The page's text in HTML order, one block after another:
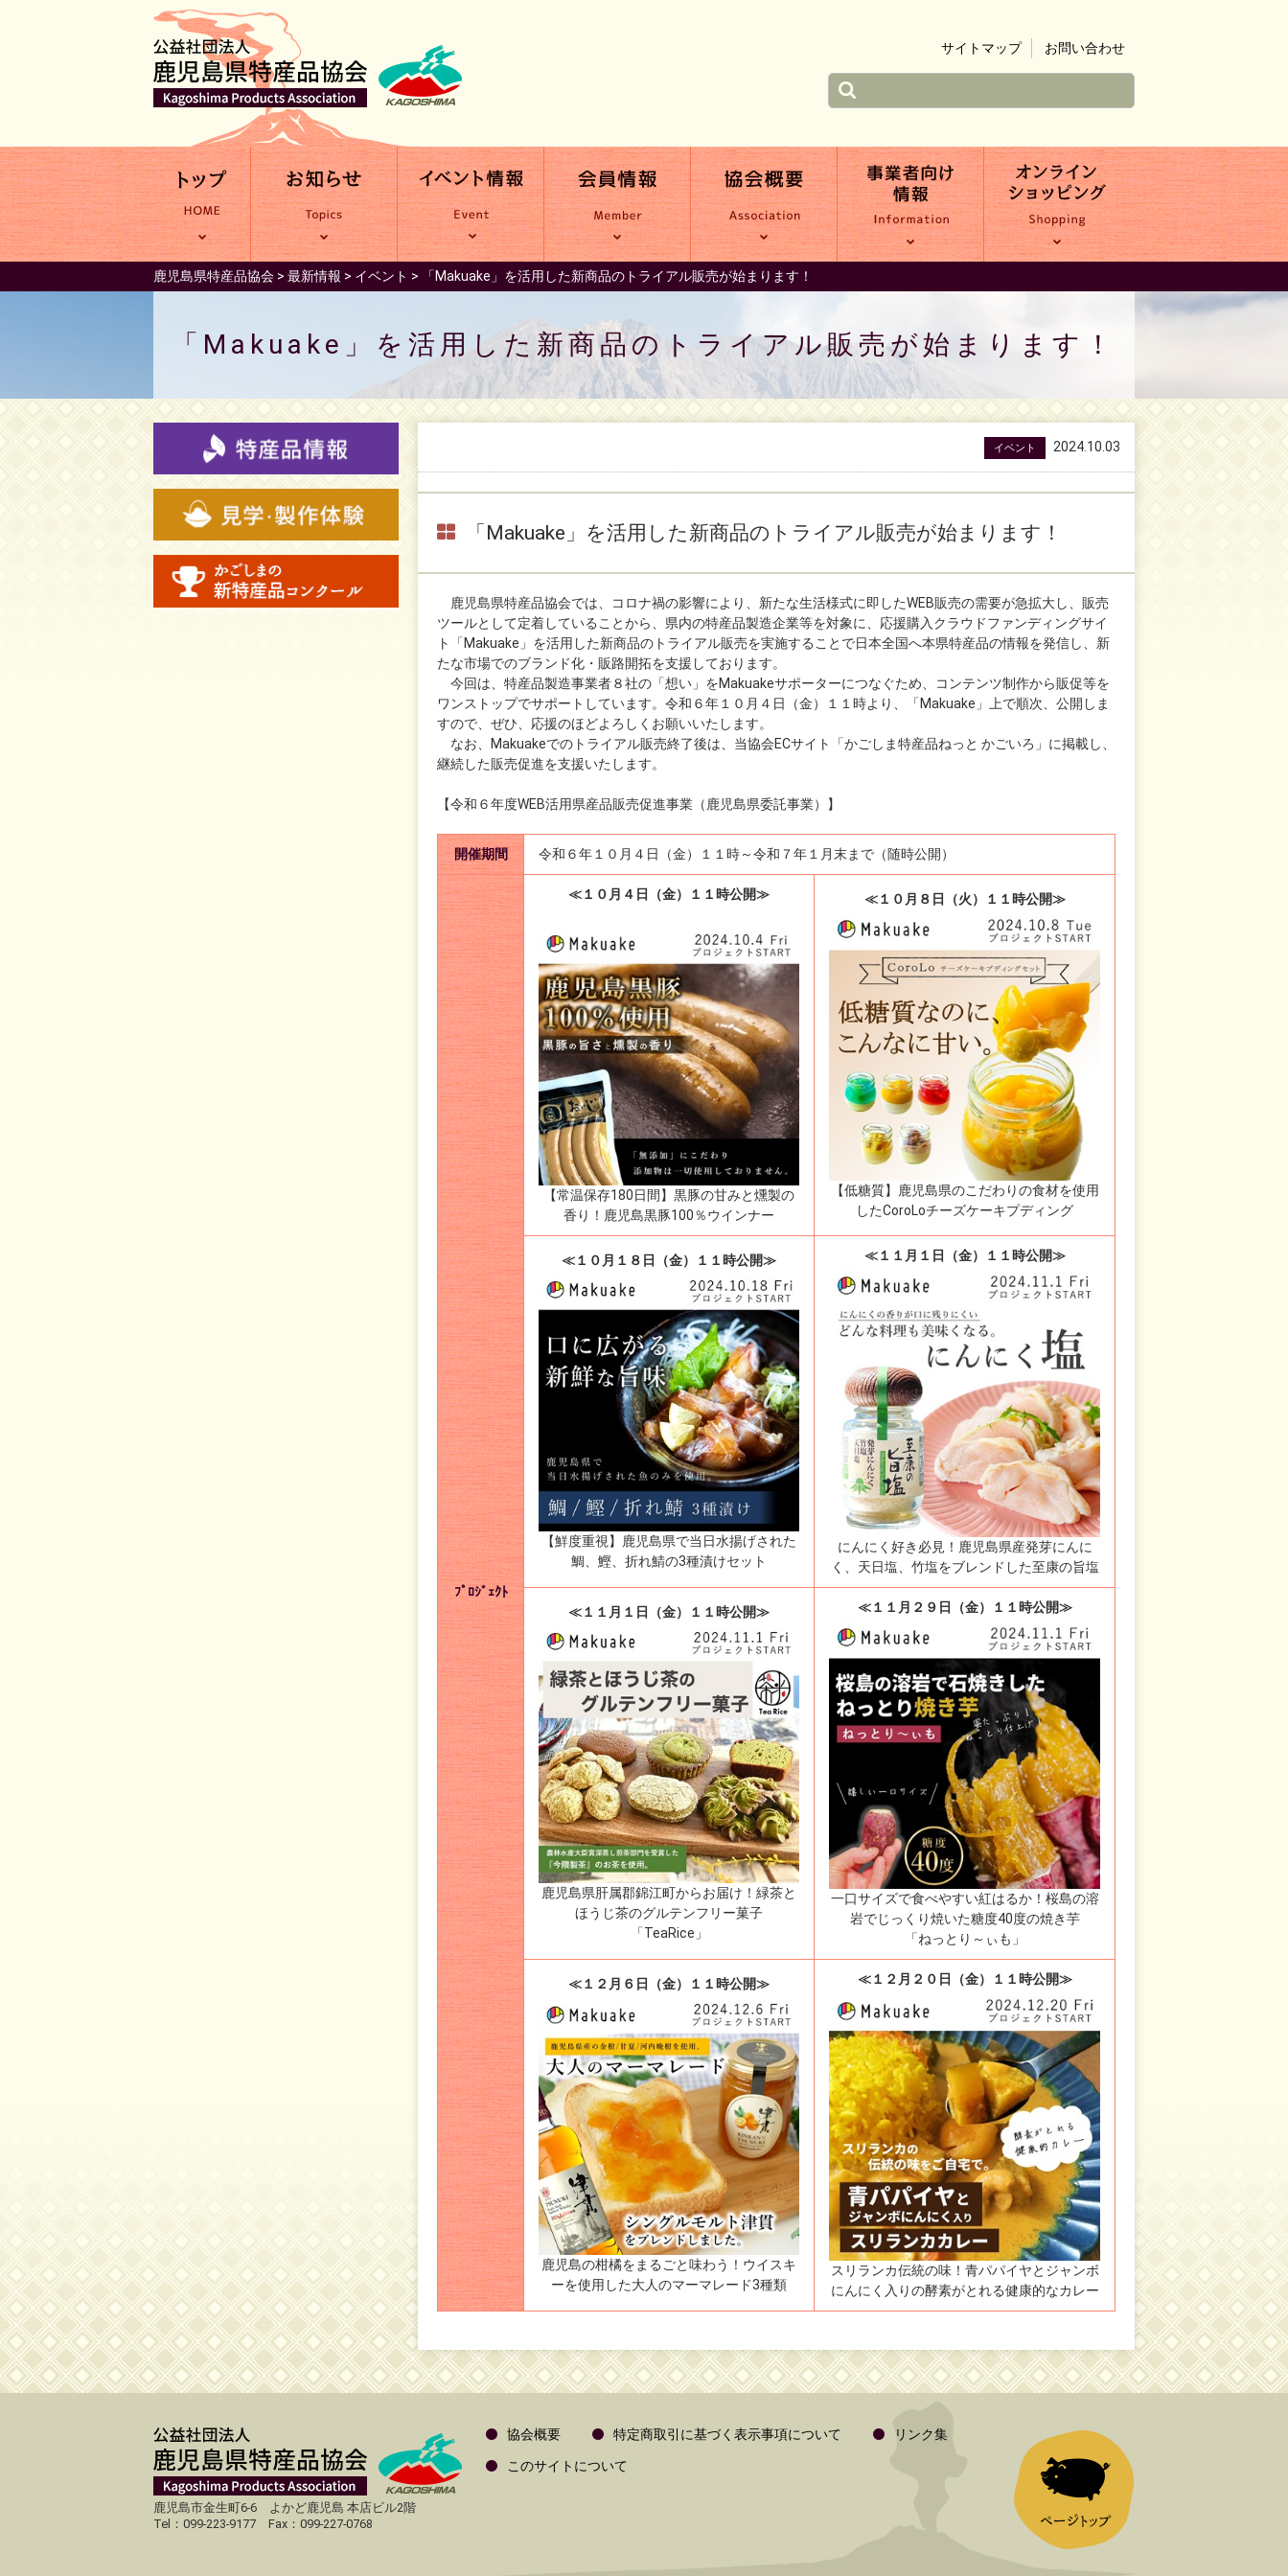
サイトマップ お問い合わせ
鹿児島県特産品協会 > 最新情報 > イベント > 「Makuake」を活用した新商品のトライアル販売が始まります！
「Makuake」を活用した新商品のトライアル販売が始まります！
イベント 2024.10.03
「Makuake」を活用した新商品のトライアル販売が始まります！
鹿児島県特産品協会では、コロナ禍の影響により、新たな生活様式に即したWEB販売の需要が急拡大し、販売
ツールとして定着していることから、県内の特産品製造企業等を対象に、応援購入クラウドファンディングサイ
ト「Makuake」を活用した新商品のトライアル販売を実施することで日本全国へ本県特産品の情報を発信し、新
たな市場でのブランド化・販路開拓を支援しております。
今回は、特産品製造事業者８社の「想い」をMakuakeサポーターにつなぐため、コンテンツ制作から販促等を
ワンストップでサポートしています。令和６年１０月４日（金）１１時より、「Makuake」上で順次、公開しま
すので、ぜひ、応援のほどよろしくお願いいたします。
なお、Makuakeでのトライアル販売終了後は、当協会ECサイト「かごしま特産品ねっと かごいろ」に掲載し、
継続した販売促進を支援いたします。
【令和６年度WEB活用県産品販売促進事業（鹿児島県委託事業）】
開催期間 令和６年１０月４日（金）１１時～令和７年１月末まで（随時公開）
ﾌﾟﾛｼﾞｪｸﾄ
≪１０月４日（金）１１時公開≫
【常温保存180日間】黒豚の甘みと燻製の
香り！鹿児島黒豚100％ウインナー
≪１０月８日（火）１１時公開≫
【低糖質】鹿児島県のこだわりの食材を使用
したCoroLoチーズケーキプディング
≪１０月１８日（金）１１時公開≫
【鮮度重視】鹿児島県で当日水揚げされた
鯛、鰹、折れ鯖の3種漬けセット
≪１１月１日（金）１１時公開≫
にんにく好き必見！鹿児島県産発芽にんに
く、天日塩、竹塩をブレンドした至康の旨塩
≪１１月１日（金）１１時公開≫
鹿児島県肝属郡錦江町からお届け！緑茶と
ほうじ茶のグルテンフリー菓子
「TeaRice」
≪１１月２９日（金）１１時公開≫
一口サイズで食べやすい紅はるか！桜島の溶
岩でじっくり焼いた糖度40度の焼き芋
「ねっとり～ぃも」
≪１２月６日（金）１１時公開≫
鹿児島の柑橘をまるごと味わう！ウイスキ
ーを使用した大人のマーマレード3種類
≪１２月２０日（金）１１時公開≫
スリランカ伝統の味！青パパイヤとジャンボ
にんにく入りの酵素がとれる健康的なカレー
鹿児島市金生町6-6 よかど鹿児島 本店ビル2階
Tel：099-223-9177 Fax：099-227-0768
協会概要 特定商取引に基づく表示事項について リンク集
このサイトについて